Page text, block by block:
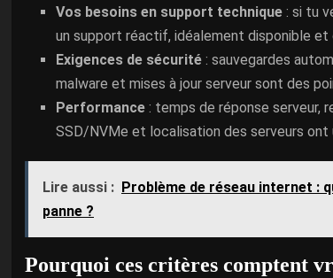
Vos besoins en support technique : si tu
un support réactif, idéalement disponible
Exigences de sécurité : sauvegardes
malware et mises à jour serveur sont des
Performance : temps de réponse serveur,
SSD/NVMe et localisation des serveurs
Lire aussi : Problème de réseau internet :
panne ?
Pourquoi ces critères comptent